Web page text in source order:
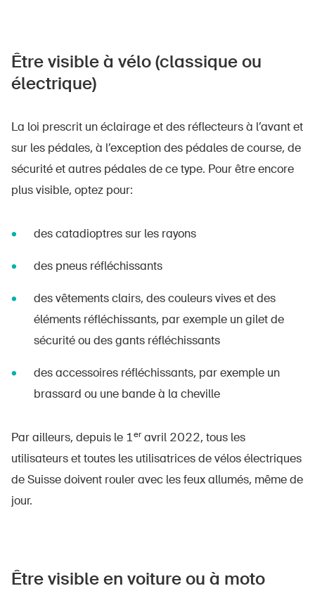
Être visible à vélo (classique ou
électrique)
La loi prescrit un éclairage et des réflecteurs à l’avant et
sur les pédales, à l’exception des pédales de course, de
sécurité et autres pédales de ce type. Pour être encore
plus visible, optez pour:
des catadioptres sur les rayons
des pneus réfléchissants
des vêtements clairs, des couleurs vives et des
éléments réfléchissants, par exemple un gilet de
sécurité ou des gants réfléchissants
des accessoires réfléchissants, par exemple un
brassard ou une bande à la cheville
Par ailleurs, depuis le 1er avril 2022, tous les
utilisateurs et toutes les utilisatrices de vélos électriques
de Suisse doivent rouler avec les feux allumés, même de
jour.
Être visible en voiture ou à moto